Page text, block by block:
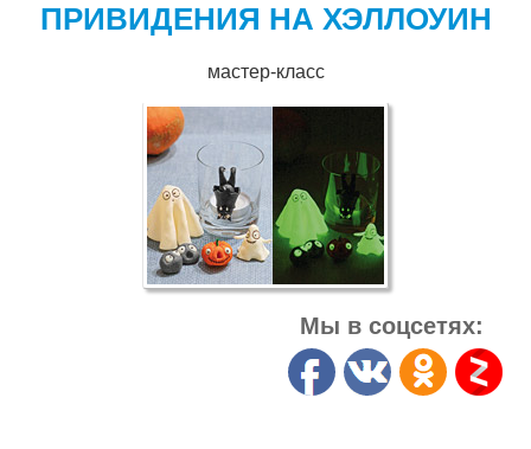
ПРИВИДЕНИЯ НА ХЭЛЛОУИН
мастер-класс
Мы в соцсетях: